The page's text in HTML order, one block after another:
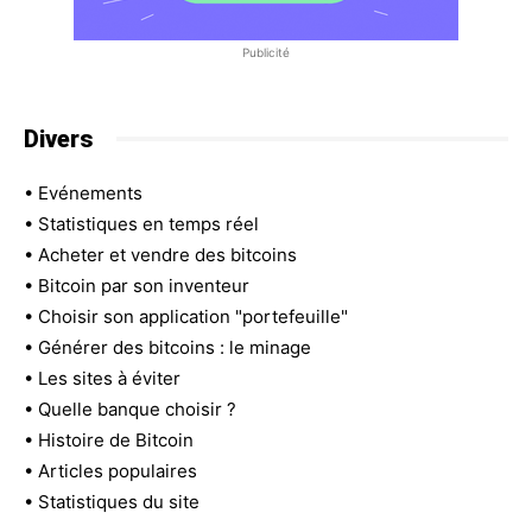
Publicité
Divers
• Evénements
• Statistiques en temps réel
• Acheter et vendre des bitcoins
• Bitcoin par son inventeur
• Choisir son application "portefeuille"
• Générer des bitcoins : le minage
• Les sites à éviter
• Quelle banque choisir ?
• Histoire de Bitcoin
• Articles populaires
• Statistiques du site